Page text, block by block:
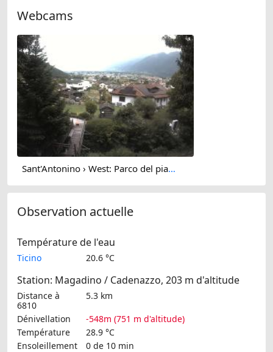
Webcams
Sant'Antonino › West: Parco del piano di Magadino
Observation actuelle
Température de l'eau
Ticino 20.6 °C
Station: Magadino / Cadenazzo, 203 m d'altitude
Distance à
6810
5.3 km
Dénivellation
-548m (751 m d'altitude)
Température
28.9 °C
Ensoleillement
0 de 10 min